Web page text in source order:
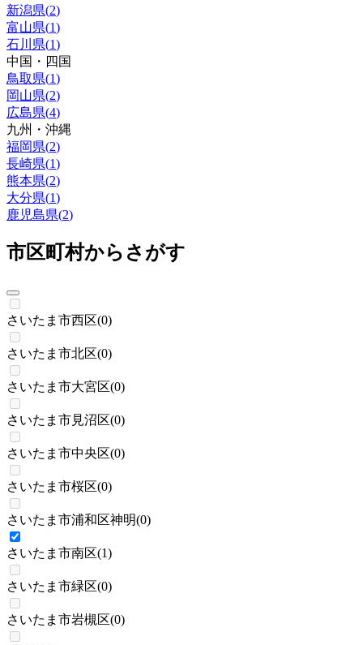
新潟県(2)
富山県(1)
石川県(1)
中国・四国
鳥取県(1)
岡山県(2)
広島県(4)
九州・沖縄
福岡県(2)
長崎県(1)
熊本県(2)
大分県(1)
鹿児島県(2)
市区町村からさがす
さいたま市西区(0)
さいたま市北区(0)
さいたま市大宮区(0)
さいたま市見沼区(0)
さいたま市中央区(0)
さいたま市桜区(0)
さいたま市浦和区神明(0)
さいたま市南区(1)
さいたま市緑区(0)
さいたま市岩槻区(0)